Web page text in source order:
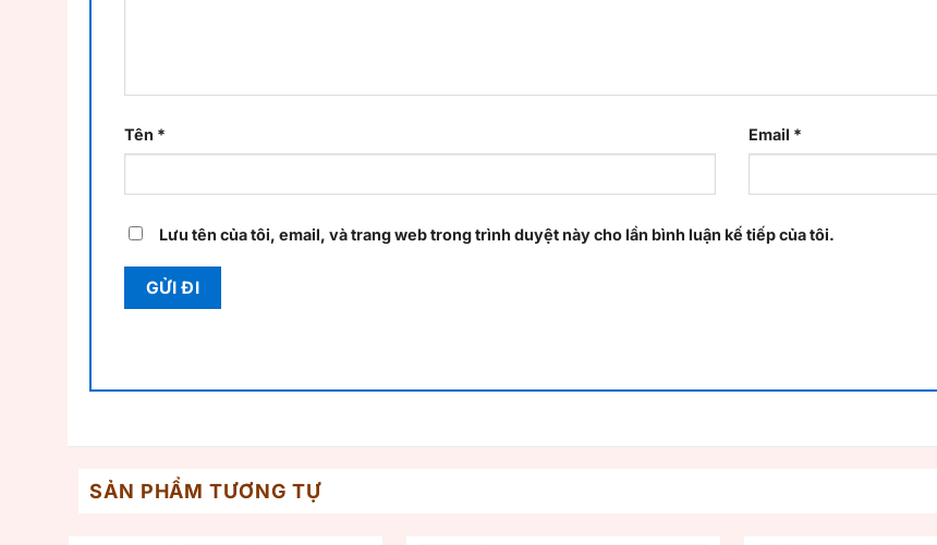
Tên * Email *
Lưu tên của tôi, email, và trang web trong trình duyệt này cho lần bình luận kế tiếp của tôi.
SẢN PHẨM TƯƠNG TỰ